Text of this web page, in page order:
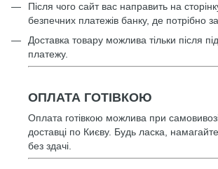
Після чого сайт вас направить на
безпечних платежів банку, де потрібно
Доставка товару можлива тільки після
платежу.
ОПЛАТА ГОТІВКОЮ
Оплата готівкою можлива при самовивозі
доставці по Києву. Будь ласка,
без здачі.